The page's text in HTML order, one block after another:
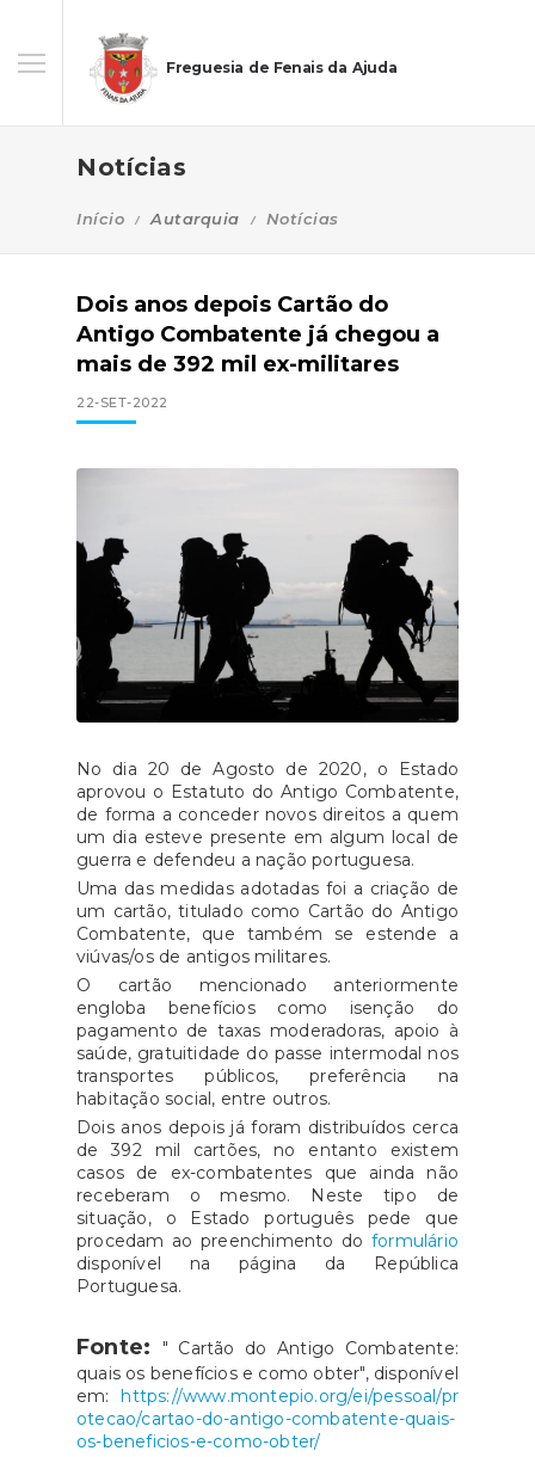
Freguesia de Fenais da Ajuda
Notícias
Início Autarquia Notícias
Dois anos depois Cartão do
Antigo Combatente já chegou a
mais de 392 mil ex-militares
22-SET-2022
No dia 20 de Agosto de 2020, o Estado
aprovou o Estatuto do Antigo Combatente,
de forma a conceder novos direitos a quem
um dia esteve presente em algum local de
guerra e defendeu a nação portuguesa.
Uma das medidas adotadas foi a criação de
um cartão, titulado como Cartão do Antigo
Combatente, que também se estende a
viúvas/os de antigos militares.
O cartão mencionado anteriormente
engloba benefícios como isenção do
pagamento de taxas moderadoras, apoio à
saúde, gratuitidade do passe intermodal nos
transportes públicos, preferência na
habitação social, entre outros.
Dois anos depois já foram distribuídos cerca
de 392 mil cartões, no entanto existem
casos de ex-combatentes que ainda não
receberam o mesmo. Neste tipo de
situação, o Estado português pede que
procedam ao preenchimento do formulário
disponível na página da República
Portuguesa.
Fonte:
" Cartão do Antigo Combatente:
quais os benefícios e como obter", disponível
em:https://www.montepio.org/ei/pessoal/pr
otecao/cartao-do-antigo-combatente-quais-
os-beneficios-e-como-obter/